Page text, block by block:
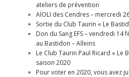
ateliers de prévention
AÏOLI des Cendres – mercredi
Sortie du Club Taurin « Le
Don du Sang EFS – vendredi
au Bastidon – Alleins
Le Club Taurin Paul Ricard « Le
saison 2020
Pour voter en 2020, vous avez